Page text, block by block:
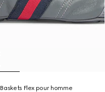
Baskets Flex pour homme